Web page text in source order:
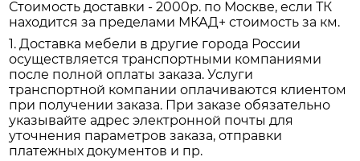
Стоимость доставки - 2000р. по Москве, если ТК
находится за пределами МКАД+ стоимость за км.
1. Доставка мебели в другие города России
осуществляется транспортными компаниями
после полной оплаты заказа. Услуги
транспортной компании оплачиваются клиентом
при получении заказа. При заказе обязательно
указывайте адрес электронной почты для
уточнения параметров заказа, отправки
платежных документов и пр.